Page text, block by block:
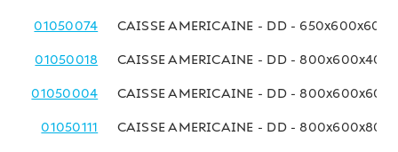
01050074 CAISSE AMERICAINE - DD - 650x600x600
01050018 CAISSE AMERICAINE - DD - 800x600x400
01050004 CAISSE AMERICAINE - DD - 800x600x600
01050111 CAISSE AMERICAINE - DD - 800x600x800